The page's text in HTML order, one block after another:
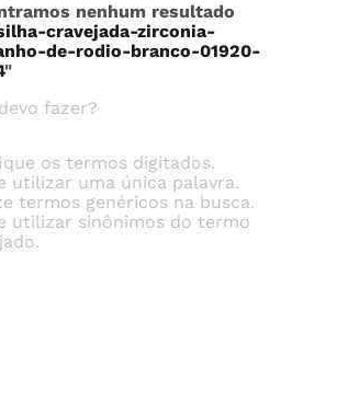
nenhum resultado
cravejada-zirconia-
de-rodio-branco-01920-
"
fazer?
os termos digitados.
utilizar uma única palavra.
termos genéricos na busca.
utilizar sinônimos do termo